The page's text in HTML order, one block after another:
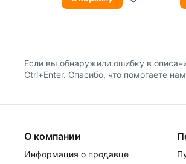
Если вы обнаружили ошибку в
Ctrl+Enter. Спасибо, что помогаете
О компании
Информация о продавце